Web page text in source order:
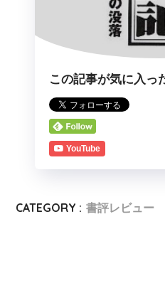
この記事が気に入っ
YouTube
CATEGORY : 書評レビュー